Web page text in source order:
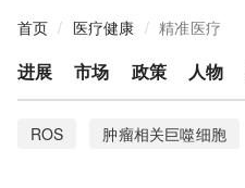
首页 医疗健康 精准医疗
进展 市场 政策 人物
ROS 肿瘤相关巨噬细胞